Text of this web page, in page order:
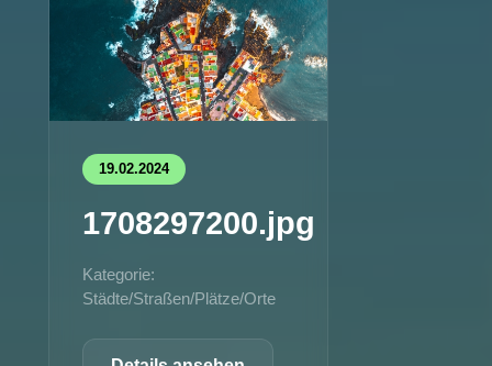
19.02.2024
1708297200.jpg
Kategorie:
Städte/Straßen/Plätze/Orte